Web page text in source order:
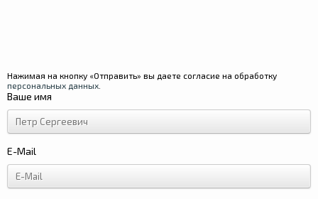
Ваше имя
E-Mail
Нажимая на кнопку «Отправить» вы даете согласие на обработку
персональных данных